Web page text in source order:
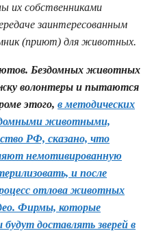
их собственниками
заинтересованным
(приют) для животных.
Бездомных животных
волонтеры и пытаются
этого, в методических
животными,
РФ, сказано, что
немотивированную
и после
отлова животных
Фирмы, которые
доставлять зверей в